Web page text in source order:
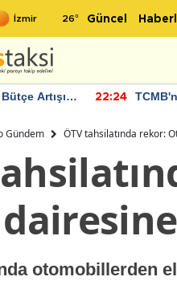
26° Güncel
Artışı
22:24
Gündem ÖTV tahsilatında rekor:
otomobillerden